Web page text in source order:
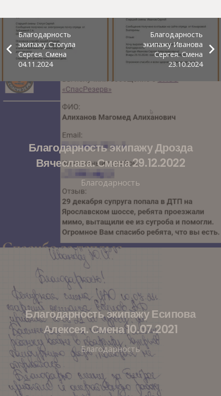
Благодарность
экипажу Стогула
Сергея. Смена
04.11.2024
Благодарность
экипажу Иванова
Сергея. Смена
23.10.2024
Благодарность экипажу Дрозда
Вячеслава. Смена 29.12.2022
Благодарность
Благодарность экипажу Есипова
Алексея. Смена 10.07.2021
Благодарность